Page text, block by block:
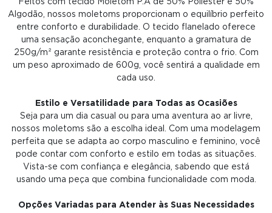
Feitos com tecido Moletom P.A de 50% Poliéster e 50%
Algodão, nossos moletoms proporcionam o equilíbrio perfeito
entre conforto e durabilidade. O tecido flanelado oferece
uma sensação aconchegante, enquanto a gramatura de
250g/m² garante resistência e proteção contra o frio. Com
um peso aproximado de 600g, você sentirá a qualidade em
cada uso.
Estilo e Versatilidade para Todas as Ocasiões
Seja para um dia casual ou para uma aventura ao ar livre,
nossos moletoms são a escolha ideal. Com uma modelagem
perfeita que se adapta ao corpo masculino e feminino, você
pode contar com conforto e estilo em todas as situações.
Vista-se com confiança e elegância, sabendo que está
usando uma peça que combina funcionalidade com moda.
Opções Variadas para Atender às Suas Necessidades